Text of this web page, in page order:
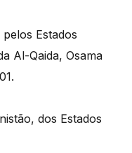
Estados
Al-Qaida, Osama
dos Estados